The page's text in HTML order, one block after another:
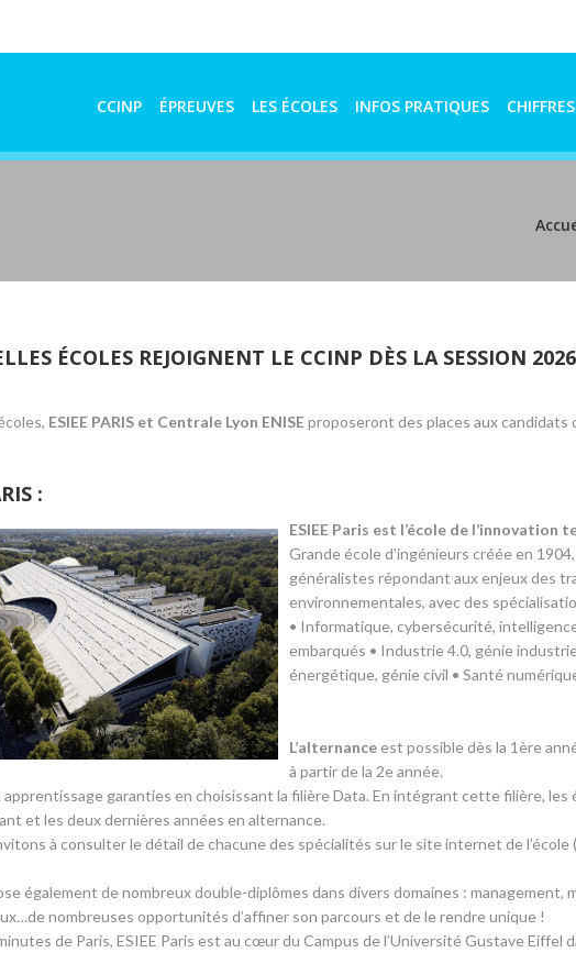
CCINP ÉPREUVES LES ÉCOLES INFOS PRATIQUES
ÉCOLES REJOIGNENT LE CCINP DÈS LA SESSION 2026
ESIEE PARIS et Centrale Lyon ENISEproposeront des places aux candidats
:
ESIEE Paris est l’école de l’innovation
Grande école d’ingénieurs créée en
généralistes répondant aux enjeux des
environnementales, avec des
• Informatique, cybersécurité,
embarqués • Industrie 4.0, génie
énergétique, génie civil • Santé
L’alternanceest possible dès la 1ère
à partir de la 2e année.
apprentissage garanties en choisissant la filière Data. En intégrant cette filière, les
et les deux dernières années en alternance.
à consulter le détail de chacune des spécialités sur le site internet de l’école (
également de nombreux double-diplômes dans divers domaines : management,
nombreuses opportunités d’affiner son parcours et de le rendre unique !
de Paris, ESIEE Paris est au cœur du Campus de l’Université Gustave Eiffel